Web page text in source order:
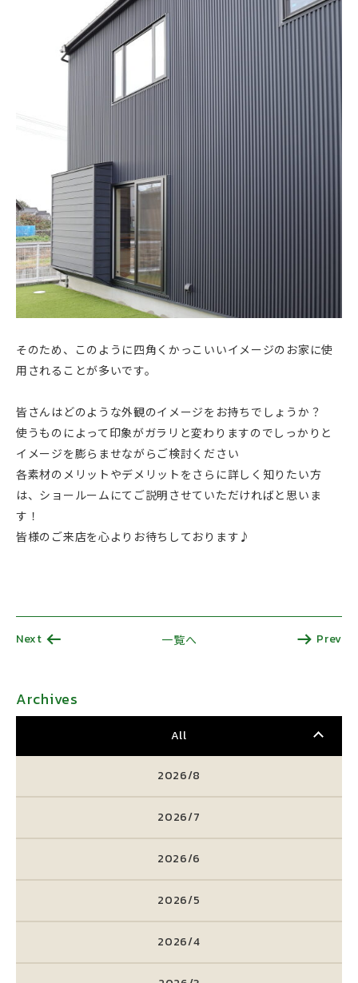
そのため、このように四角くかっこいいイメージのお家に使
用されることが多いです。
皆さんはどのような外観のイメージをお持ちでしょうか？
使うものによって印象がガラリと変わりますのでしっかりと
イメージを膨らませながらご検討ください
各素材のメリットやデメリットをさらに詳しく知りたい方
は、ショールームにてご説明させていただければと思いま
す！
皆様のご来店を心よりお待ちしております♪
Next 一覧へ Prev
Archives
All
2026/8
2026/7
2026/6
2026/5
2026/4